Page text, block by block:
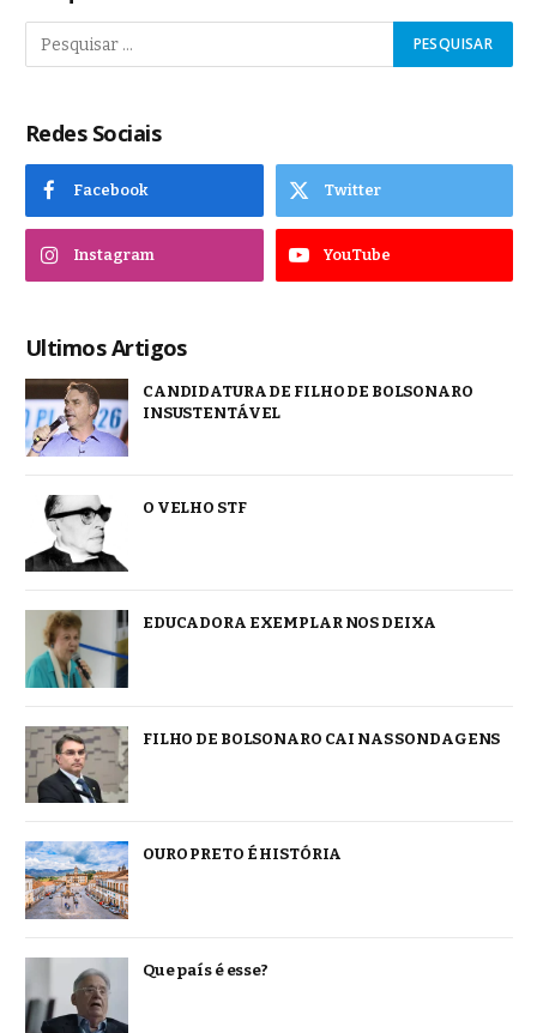
Redes Sociais
Facebook Twitter
Instagram YouTube
Ultimos Artigos
CANDIDATURA DE FILHO DE BOLSONARO
INSUSTENTÁVEL
O VELHO STF
EDUCADORA EXEMPLAR NOS DEIXA
FILHO DE BOLSONARO CAI NAS SONDAGENS
OURO PRETO É HISTÓRIA
Que país é esse?